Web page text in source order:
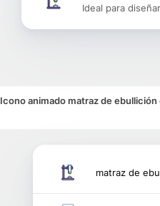
Ideal para
Icono animado matraz de
matraz de